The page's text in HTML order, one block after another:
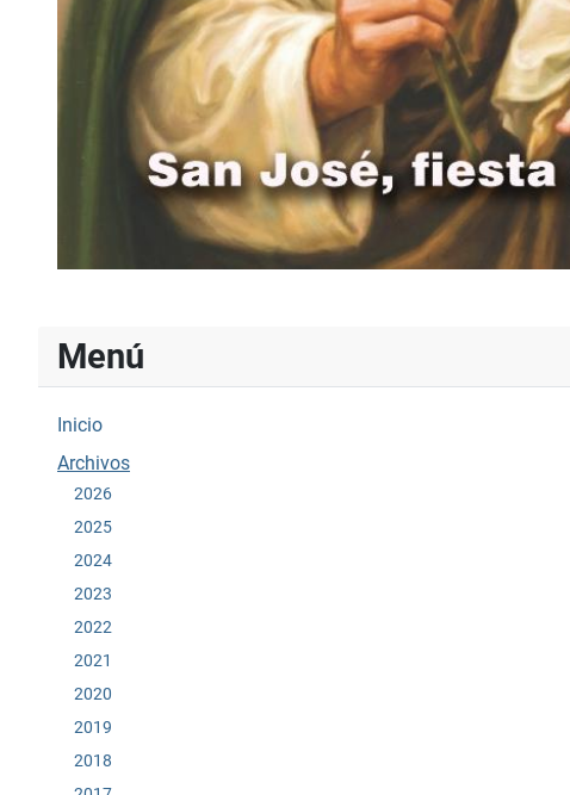
Menú
Inicio
Archivos
2026
2025
2024
2023
2022
2021
2020
2019
2018